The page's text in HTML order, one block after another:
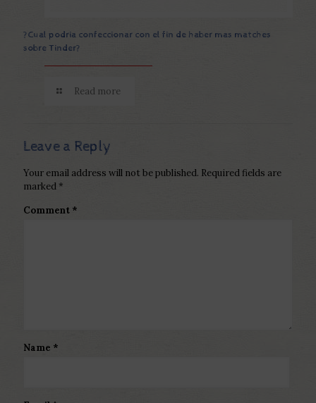
?Cual podria confeccionar con el fin de haber mas matches
sobre Tinder?
Read more
Leave a Reply
Your email address will not be published. Required fields are
marked *
Comment *
Name *